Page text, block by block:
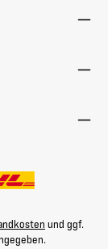
und ggf.